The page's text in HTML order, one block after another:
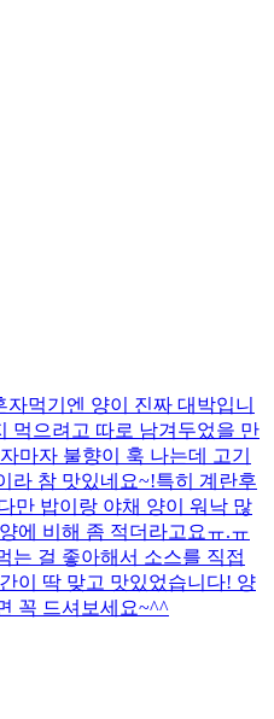
먹기엔 양이 진짜 대박입니
먹으려고 따로 남겨두었을 만
마자 불향이 훅 나는데 고기
라 참 맛있네요~!특히 계란후
만 밥이랑 야채 양이 워낙 많
에 비해 좀 적더라고요ㅠ.ㅠ
는 걸 좋아해서 소스를 직접
이 딱 맞고 맛있었습니다! 양
꼭 드셔보세요~^^